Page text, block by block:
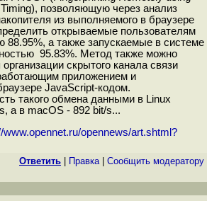
позволяющую через анализ
из выполняемого в браузере
открываемые пользователям
88.95%, а также запускаемые в системе
95.83%. Метод также можно
скрытого канала связи
приложением и
JavaScript-кодом.
такого обмена данными в Linux
а в macOS - 892 bit/s...
www.opennet.ru/opennews/art.shtml?
Ответить Правка| Cообщить модератору